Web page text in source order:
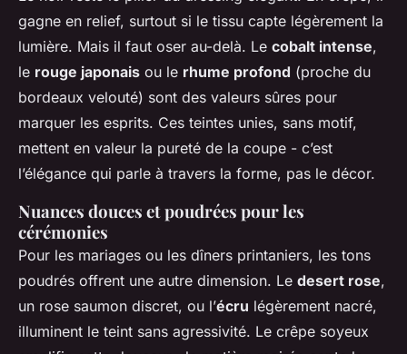
gagne en relief, surtout si le tissu capte légèrement la
lumière. Mais il faut oser au-delà. Le cobalt intense,
le rouge japonais ou le rhume profond (proche du
bordeaux velouté) sont des valeurs sûres pour
marquer les esprits. Ces teintes unies, sans motif,
mettent en valeur la pureté de la coupe - c’est
l’élégance qui parle à travers la forme, pas le décor.
Nuances douces et poudrées pour les
cérémonies
Pour les mariages ou les dîners printaniers, les tons
poudrés offrent une autre dimension. Le desert rose,
un rose saumon discret, ou l’écru légèrement nacré,
illuminent le teint sans agressivité. Le crêpe soyeux